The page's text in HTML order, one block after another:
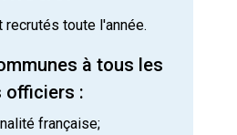
recrutés toute l'année.
officiers :
française;